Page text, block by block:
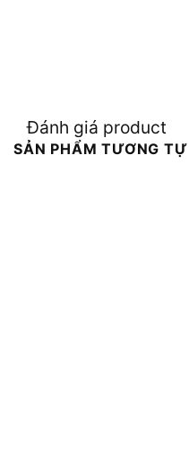
Đánh giá product
SẢN PHẨM TƯƠNG TỰ